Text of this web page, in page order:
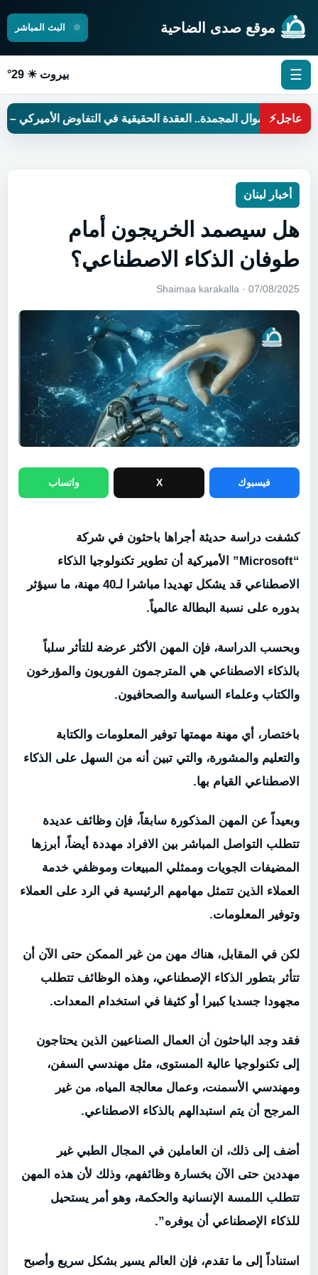
موقع صدى الضاحية البث المباشر
☰ بيروت ☀ 29°
عاجل⚡
الأموال المجمدة.. العقدة الحقيقية في التفاوض الأميركي – الإيراني
أخبار لبنان
هل سيصمد الخريجون أمام
طوفان الذكاء الاصطناعي؟
07/08/2025 · Shaimaa karakalla
فيسبوك X واتساب
كشفت دراسة حديثة أجراها باحثون في شركة
“Microsoft” الأميركية أن تطوير تكنولوجيا الذكاء
الاصطناعي قد يشكل تهديدا مباشرا لـ40 مهنة، ما سيؤثر
بدوره على نسبة البطالة عالمياً.
وبحسب الدراسة، فإن المهن الأكثر عرضة للتأثر سلباً
بالذكاء الاصطناعي هي المترجمون الفوريون والمؤرخون
والكتاب وعلماء السياسة والصحافيون.
باختصار، أي مهنة مهمتها توفير المعلومات والكتابة
والتعليم والمشورة، والتي تبين أنه من السهل على الذكاء
الاصطناعي القيام بها.
وبعيداً عن المهن المذكورة سابقاً، فإن وظائف عديدة
تتطلب التواصل المباشر بين الافراد مهددة أيضاً، أبرزها
المضيفات الجويات وممثلي المبيعات وموظفي خدمة
العملاء الذين تتمثل مهامهم الرئيسية في الرد على العملاء
وتوفير المعلومات.
لكن في المقابل، هناك مهن من غير الممكن حتى الآن أن
تتأثر بتطور الذكاء الإصطناعي، وهذه الوظائف تتطلب
مجهودا جسديا كبيرا أو كثيفا في استخدام المعدات.
فقد وجد الباحثون أن العمال الصناعيين الذين يحتاجون
إلى تكنولوجيا عالية المستوى، مثل مهندسي السفن،
ومهندسي الأسمنت، وعمال معالجة المياه، من غير
المرجح أن يتم استبدالهم بالذكاء الاصطناعي.
أضف إلى ذلك، ان العاملين في المجال الطبي غير
مهددين حتى الآن بخسارة وظائفهم، وذلك لأن هذه المهن
تتطلب اللمسة الإنسانية والحكمة، وهو أمر يستحيل
للذكاء الإصطناعي أن يوفره”.
استناداً إلى ما تقدم، فإن العالم يسير بشكل سريع وأصبح